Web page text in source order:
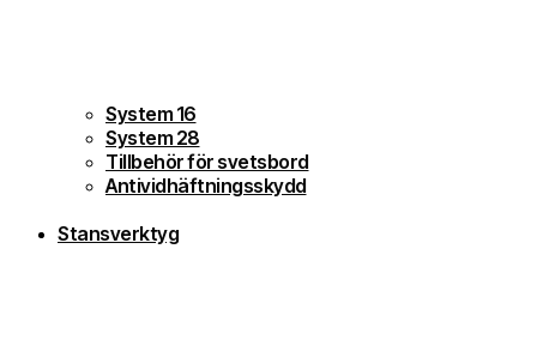
System 16
System 28
Tillbehör för svetsbord
Antividhäftningsskydd
Stansverktyg